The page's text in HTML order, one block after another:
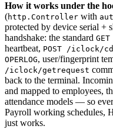
How it works under the
(http.Controller with
protected by device serial +
handshake: the standard
heartbeat, POST /iclock/
OPERLOG, user/fingerprint
/iclock/getrequest
back to the terminal.
and mapped to employees,
attendance models — so
Payroll working schedules,
just works.